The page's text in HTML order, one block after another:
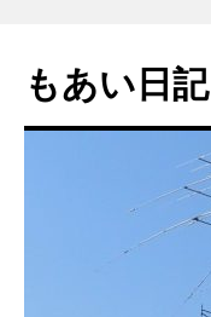
テ
ン
もあい日記